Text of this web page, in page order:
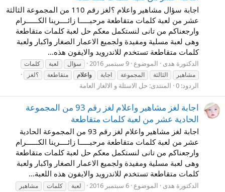
اجابة سؤال مشاهير واعلام ؟لغز رقم 110 من المجموعة الثالثة
عشر من لعبة كلمات متقاطعة مرحبـــــا زائــــرينا الكــــــرام
وارجعناكم من تانى لنستكمل معكم حل لعبة كلمات متقاطعة
وهى لعبة مسلية ومفيدة ولجميع الاعمار الصغار واكبار ولعبة
كلمات متقاطعة تستخدم للاندرويد والايفون هذه...
الدكتورة هدى الموضوع 9 سبتمبر 2016 سؤال لعبة
كلمات
مشاهير
الثالثة المجموعة اجابة واعلام متقاطعة ؟لغز
الردود: 0 المنتدى: حل الاسئلة و الالغاز العامة
اجابة لغز مشاهير واعلام لغز رقم 93 من المجموعة
الحادية عشر من لعبة كلمات متقاطعة
اجابة لغز مشاهير واعلام لغز رقم 93 من المجموعة الحادية
عشر من لعبة كلمات متقاطعة مرحبـــــا زائــــرينا الكــــــرام
وارجعناكم من تانى لنستكمل معكم حل لعبة كلمات متقاطعة
وهى لعبة مسلية ومفيدة ولجميع الاعمار الصغار واكبار ولعبة
كلمات متقاطعة تستخدم للاندرويد والايفون هذه اللعبة...
الدكتورة هدى الموضوع 6 سبتمبر 2016 لعبة كلمات مشاهير